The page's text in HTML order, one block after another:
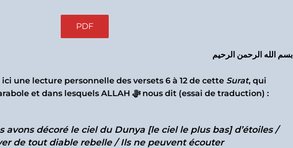
PDF
بسم الله الرحمن الرحيم
une lecture personnelle des versets 6 à 12 de cette Surat, qui
portent une parabole et dans lesquels ALLAH ﷻ nous dit (essai de traduction) :
avons décoré le ciel du Dunya [le ciel le plus bas]d’étoiles /
de tout diable rebelle / Ils ne peuvent écouter